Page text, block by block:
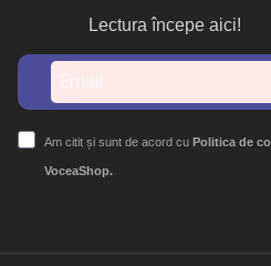
Lectura începe aici!
Am citit și sunt de acord cu Politica de
VoceaShop.